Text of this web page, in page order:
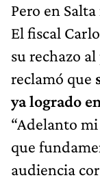
Pero en
El fiscal
su rechazo
reclamó que
ya logrado
“Adelanto
que
audiencia